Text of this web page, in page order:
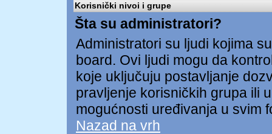
Korisnički nivoi i grupe
Šta su administratori?
Administratori su ljudi kojima
board. Ovi ljudi mogu da
koje uključuju postavljanje
pravljenje korisničkih grupa ili
mogućnosti uređivanja u svim
Nazad na vrh